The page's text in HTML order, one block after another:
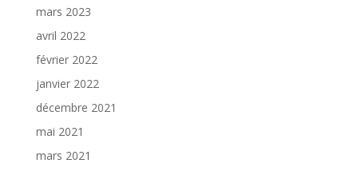
mars 2023
avril 2022
février 2022
janvier 2022
décembre 2021
mai 2021
mars 2021